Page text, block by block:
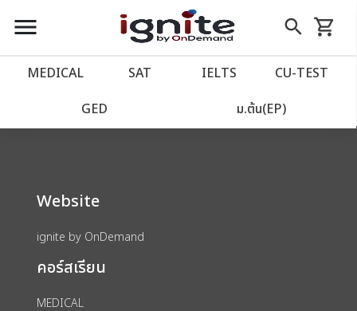
close
account_balance หน้าแรก
เว็บไซต์อิกไนท์
import_contacts วางแผนการเรียน
account_circle เข้าสู่ระบบ
assignment ลงทะเบียน
menu search
Skip
to
shopping_cart
รถเข็น
MEDICAL SAT IELTS CU‑TEST
GED ม.ต้น(EP)
We could not find anything for 80002125
Website
ignite by OnDemand
คอร์สเรียน
MEDICAL